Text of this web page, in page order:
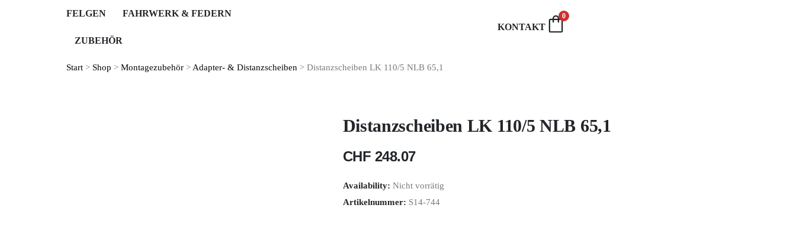
FELGEN FAHRWERK & FEDERN
ZUBEHÖR
KONTAKT
0
Start > Shop > Montage­zubehör > Adapter- & Distanzscheiben > Distanzscheiben LK 110/5 NLB 65,1
Distanzscheiben LK 110/5 NLB 65,1
CHF 248.07
Availability: Nicht vorrätig
Artikelnummer: S14-744